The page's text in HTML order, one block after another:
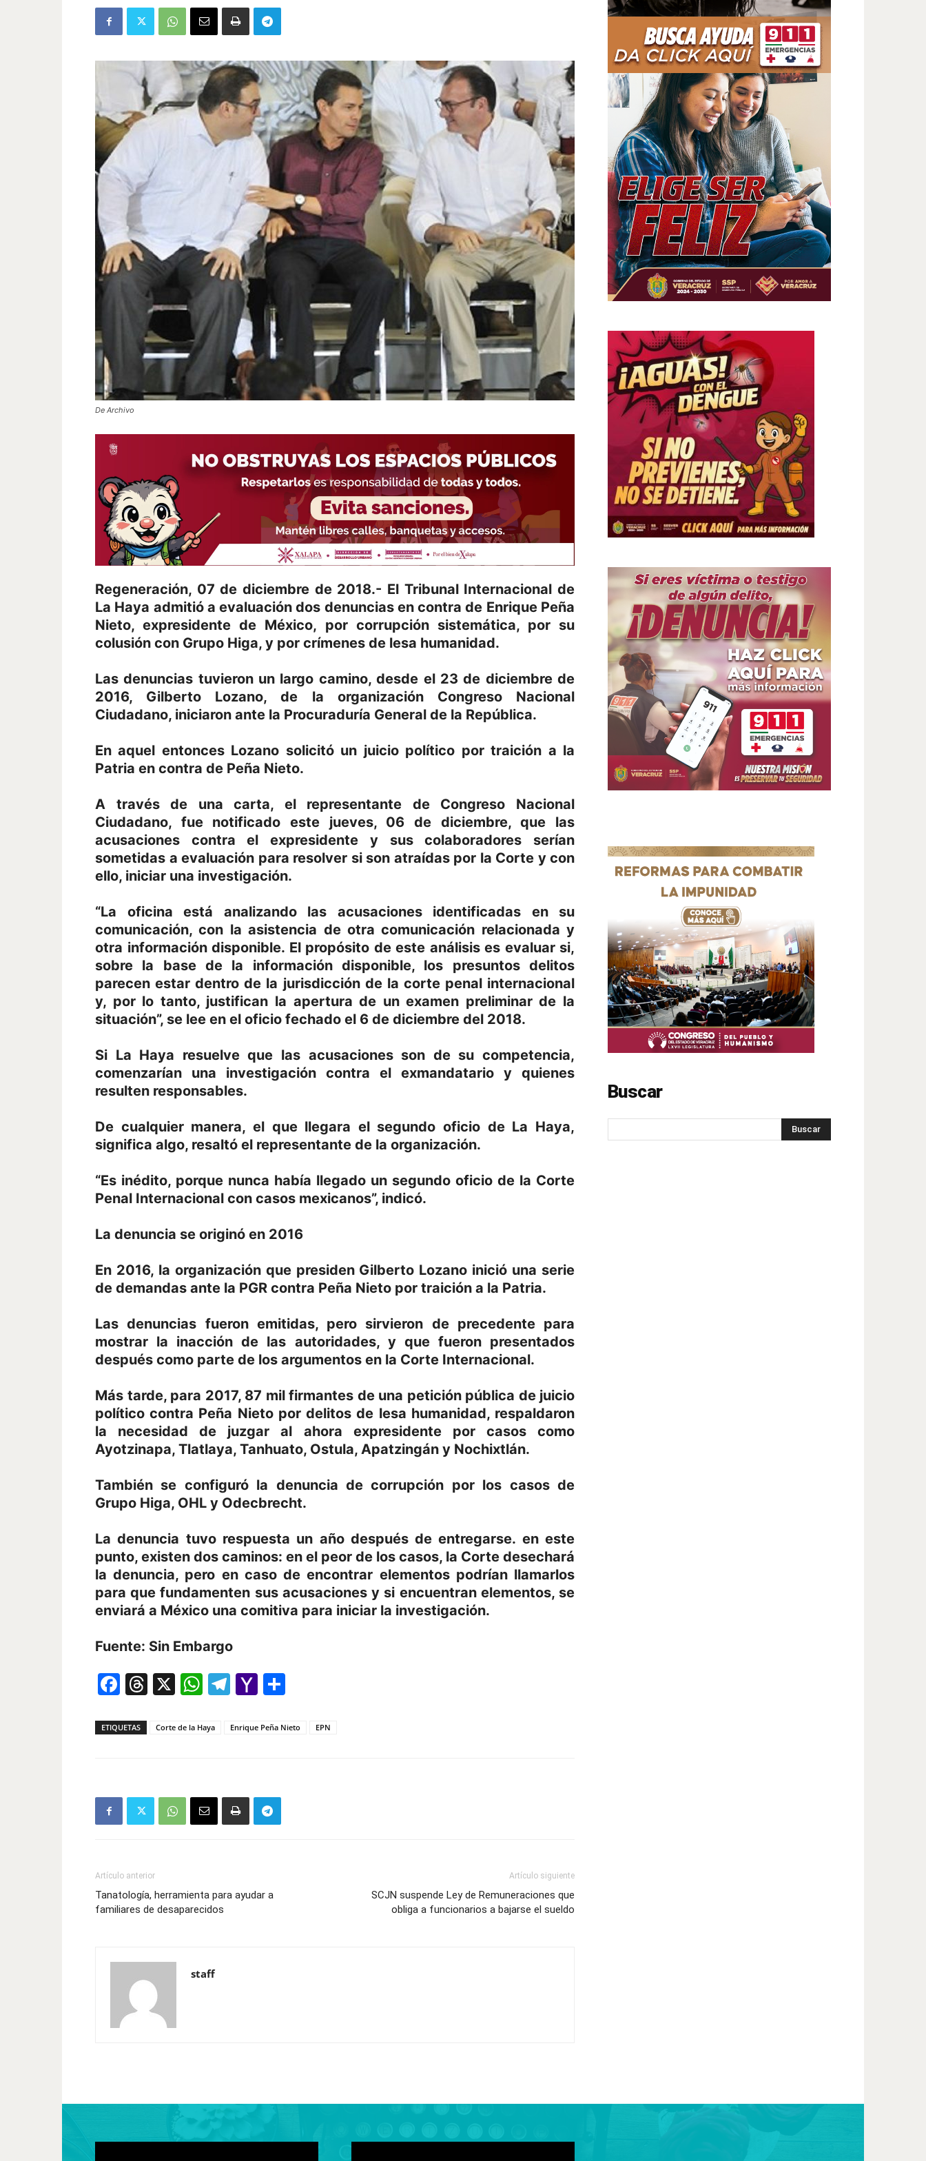
De Archivo
Regeneración, 07 de diciembre de 2018.- El Tribunal Internacional de
La Haya admitió a evaluación dos denuncias en contra de Enrique Peña
Nieto, expresidente de México, por corrupción sistemática, por su
colusión con Grupo Higa, y por crímenes de lesa humanidad.
Las denuncias tuvieron un largo camino, desde el 23 de diciembre de
2016, Gilberto Lozano, de la organización Congreso Nacional
Ciudadano, iniciaron ante la Procuraduría General de la República.
En aquel entonces Lozano solicitó un juicio político por traición a la
Patria en contra de Peña Nieto.
A través de una carta, el representante de Congreso Nacional
Ciudadano, fue notificado este jueves, 06 de diciembre, que las
acusaciones contra el expresidente y sus colaboradores serían
sometidas a evaluación para resolver si son atraídas por la Corte y con
ello, iniciar una investigación.
“La oficina está analizando las acusaciones identificadas en su
comunicación, con la asistencia de otra comunicación relacionada y
otra información disponible. El propósito de este análisis es evaluar si,
sobre la base de la información disponible, los presuntos delitos
parecen estar dentro de la jurisdicción de la corte penal internacional
y, por lo tanto, justifican la apertura de un examen preliminar de la
situación”, se lee en el oficio fechado el 6 de diciembre del 2018.
Si La Haya resuelve que las acusaciones son de su competencia,
comenzarían una investigación contra el exmandatario y quienes
resulten responsables.
De cualquier manera, el que llegara el segundo oficio de La Haya,
significa algo, resaltó el representante de la organización.
“Es inédito, porque nunca había llegado un segundo oficio de la Corte
Penal Internacional con casos mexicanos”, indicó.
La denuncia se originó en 2016
En 2016, la organización que presiden Gilberto Lozano inició una serie
de demandas ante la PGR contra Peña Nieto por traición a la Patria.
Las denuncias fueron emitidas, pero sirvieron de precedente para
mostrar la inacción de las autoridades, y que fueron presentados
después como parte de los argumentos en la Corte Internacional.
Más tarde, para 2017, 87 mil firmantes de una petición pública de juicio
político contra Peña Nieto por delitos de lesa humanidad, respaldaron
la necesidad de juzgar al ahora expresidente por casos como
Ayotzinapa, Tlatlaya, Tanhuato, Ostula, Apatzingán y Nochixtlán.
También se configuró la denuncia de corrupción por los casos de
Grupo Higa, OHL y Odecbrecht.
La denuncia tuvo respuesta un año después de entregarse. en este
punto, existen dos caminos: en el peor de los casos, la Corte desechará
la denuncia, pero en caso de encontrar elementos podrían llamarlos
para que fundamenten sus acusaciones y si encuentran elementos, se
enviará a México una comitiva para iniciar la investigación.
Fuente: Sin Embargo
Facebook
Threads
X WhatsApp
Telegram
Yahoo
ETIQUETAS Corte de la Haya Enrique Peña Nieto EPN
Artículo anterior
Tanatología, herramienta para ayudar a
familiares de desaparecidos
Artículo siguiente
SCJN suspende Ley de Remuneraciones que
obliga a funcionarios a bajarse el sueldo
staff
Buscar